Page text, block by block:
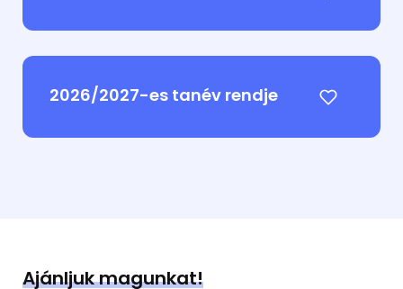
2026/2027-es tanév rendje
Ajánljuk magunkat!